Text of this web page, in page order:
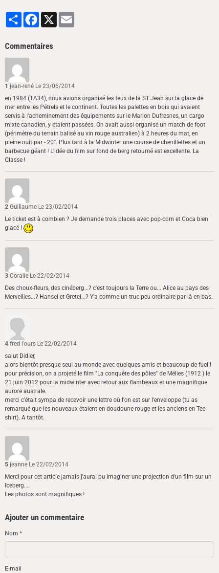
PartagerFacebook
X
Commentaires
1 jean-rené Le 23/06/2014
en 1984 (TA34), nous avions organisé les feux de la ST Jean sur la glace de
mer entre les Pétrels et le continent. Toutes les palettes en bois qui avaient
servis à l'acheminement des équipements sur le Marion Dufresnes, un cargo
mixte canadien, y étaient passées. On avait aussi organisé un match de foot
(périmètre du terrain balisé au vin rouge australien) à 2 heures du mat, en
pleine nuit par - 20°. Plus tard à la Midwinter une course de chenillettes et un
barbecue géant ! L'idée du film sur fond de berg retourné est excellente. La
Classe !
2 Guillaume Le 23/02/2014
Le ticket est à combien ? Je demande trois places avec pop-corn et Coca bien
glacé !
3 Coralie Le 22/02/2014
Des choux-fleurs, des cinéberg...? c'est toujours la Terre ou... Alice au pays des
Merveilles...? Hansel et Gretel...? Y'a comme un truc peu ordinaire par-là en bas.
4 fred l'ours Le 22/02/2014
salut Didier,
alors bientôt presque seul au monde avec quelques amis et beaucoup de fuel !
pour précision, on a projeté le film "La conquête des pôles" de Mélies (1912 ) le
21 juin 2012 pour la midwinter avec retour aux flambeaux et une magnifique
aurore australe.
merci c'était sympa de recevoir une lettre où l'on est sur l'enveloppe (tu as
remarqué que les nouveaux étaient en doudoune rouge et les anciens en Tee-
shirt). A tantôt.
5 jeanne Le 22/02/2014
Merci pour cet article jamais j'aurai pu imaginer une projection d'un film sur un
Iceberg....
Les photos sont magnifiques !
Ajouter un commentaire
Nom
E-mail